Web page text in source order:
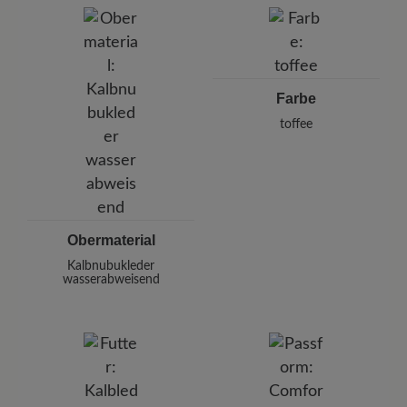
Pleidelsheimer Str. 15/1, 74321 Bietigheim-Bissingen,
E-mail:
kundenbetreuung@baer-schuhe.de
Obermaterial
Kalbnubukleder
wasserabweisend
Farbe
toffee